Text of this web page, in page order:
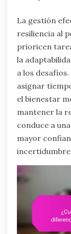
La gestión
resiliencia al
prioricen
la
a los
asignar
el bienestar
mantener la
conduce a
mayor